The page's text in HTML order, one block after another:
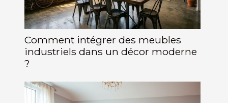
Comment intégrer des meubles
industriels dans un décor moderne
?